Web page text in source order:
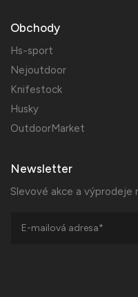
Obchody
Hs-sport
Nejoutdoor
Knifestock
Husky
OutdoorMarket
Newsletter
Slevové akce a výprodeje